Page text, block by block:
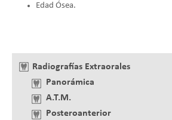
Radiografías Extraorales
Panorámica
A.T.M.
Posteroanterior
Edad Ósea.